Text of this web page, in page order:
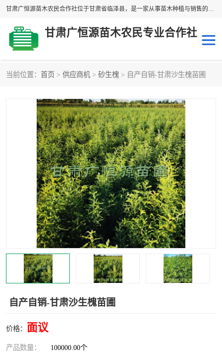
甘肃广恒源苗木农民合作社位于甘肃省临泽县，是一家从事苗木种植与销售的农民合作组织，合作社拥有苗木基地1500多亩，种植苗木品种40多个，年产各类苗木2000多万株。主营：白刺苗、红柳苗、梭梭苗等，我们以“种植一流的苗子，诚信经营”的经营理念，竭诚为每一位客户做优质的服务，欢迎来电咨询！
甘肃广恒源苗木农民专业合作社
当前位置： 首页 > 供应商机 > 砂生槐 > 自产自销-甘肃沙生槐苗圃
自产自销-甘肃沙生槐苗圃
价格： 面议
产品数量： 100000.00个
圆冠榆 柠条
白刺苗
沙枣树 红柳苗
沙棘苗 柽柳苗
砂生槐 四翅滨藜